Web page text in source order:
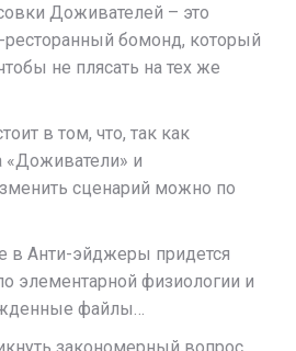
Доживателей – это
бомонд, который
не плясать на тех же
в том, что, так как
«Доживатели» и
сценарий можно по
в Анти-эйджеры придется
элементарной физиологии и
файлы…